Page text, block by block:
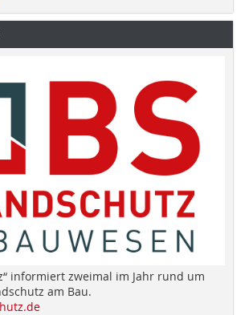
informiert zweimal im Jahr rund um
am Bau.